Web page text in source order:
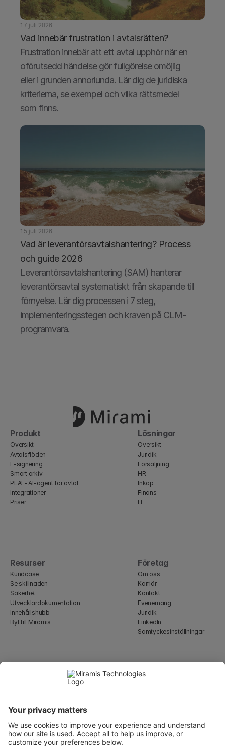
17 juli 2026
Vad innebär frustration i avtalsrätten?
Frustration innebär att ett avtal upphör när en
oförutsedd händelse gör fullgörelse omöjlig
eller i grunden annorlunda. Lär dig de juridiska
kriterierna, se exempel och vilka rättsmedel
som finns.
15 juli 2026
Vad är leverantörsavtalshantering? Process
och guide 2026
Leverantörsavtalshantering (SAM) hanterar
leverantörsavtal systematiskt från skapande till
förnyelse. Lär dig processen i 7 steg,
implementeringsstegen och kraven på CLM-
programvara.
Produkt
Översikt
Avtalsflöden
E-signering
Smart arkiv
PLAI - AI-agent för avtal
Integrationer
Priser
Lösningar
Översikt
Juridik
Försäljning
HR
Inköp
Finans
IT
Resurser
Kundcase
Se skillnaden
Säkerhet
Utvecklardokumentation
Innehållshubb
Byt till Miramis
Företag
Om oss
Karriär
Kontakt
Evenemang
Juridik
LinkedIn
Samtyckesinställningar
WeWork, 17 St Helen's Pl
London, England EC3A 6DG